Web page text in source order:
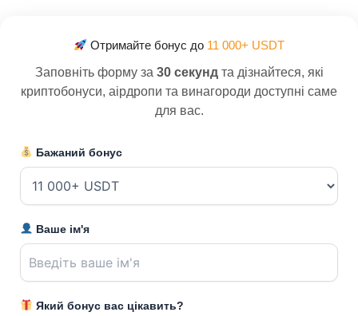
Отримайте бонус до 11 000+ USDT
Заповніть форму за 30 секундта дізнайтеся, які
криптобонуси, аірдропи та винагороди доступні саме
для вас.
Бажаний бонус
Ваше ім'я
Який бонус вас цікавить?